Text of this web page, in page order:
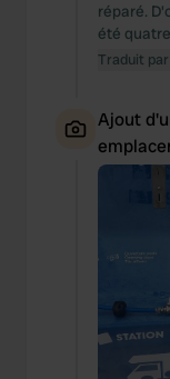
réparé.
été
Traduit
Ajout